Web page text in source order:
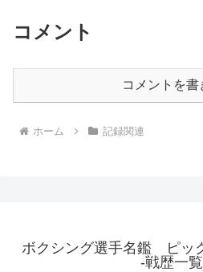
コメント
コメントを書
ホーム 記録関連
ボクシング選手名鑑 ピッ
-戦歴一